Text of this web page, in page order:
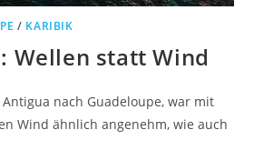
/ KARIBIK
Wellen statt Wind
nach Guadeloupe, war mit
Wind ähnlich angenehm, wie auch